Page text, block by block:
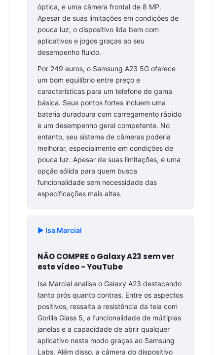
óptica, e uma câmera frontal de 8 MP.
Apesar de suas limitações em condições de
pouca luz, o dispositivo lida bem com
aplicativos e jogos graças ao seu
desempenho fluido.
Por 249 euros, o Samsung A23 5G oferece
um bom equilíbrio entre preço e
características para um telefone de gama
básica. Seus pontos fortes incluem uma
bateria duradoura com carregamento rápido
e um desempenho geral competente. No
entanto, seu sistema de câmeras poderia
melhorar, especialmente em condições de
pouca luz. Apesar de suas limitações, é uma
opção sólida para quem busca
funcionalidade sem necessidade das
especificações mais altas.
▶️ Isa Marcial
NÃO COMPRE o Galaxy A23 sem ver
este vídeo - YouTube
Isa Marcial analisa o Galaxy A23 destacando
tanto prós quanto contras. Entre os aspectos
positivos, ressalta a resistência da tela com
Gorilla Glass 5, a funcionalidade de múltiplas
janelas e a capacidade de abrir qualquer
aplicativo neste modo graças ao Samsung
Labs. Além disso, a câmera do dispositivo